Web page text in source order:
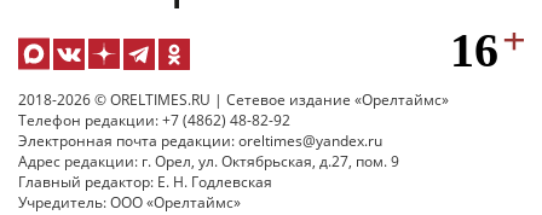
2018-2026 © ORELTIMES.RU | Сетевое издание «Орелтаймс»
Телефон редакции: +7 (4862) 48-82-92
Электронная почта редакции: oreltimes@yandex.ru
Адрес редакции: г. Орел, ул. Октябрьская, д.27, пом. 9
Главный редактор: Е. Н. Годлевская
Учредитель: ООО «Орелтаймс»